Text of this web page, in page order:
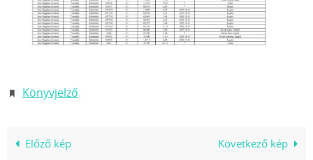
Könyvjelző.
Előző kép Következő kép